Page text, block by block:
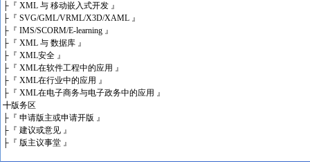
├ 『 XML 与 移动嵌入式开发 』
├ 『 SVG/GML/VRML/X3D/XAML 』
├ 『 IMS/SCORM/E-learning 』
├ 『 XML 与 数据库 』
├ 『 XML安全 』
├ 『 XML在软件工程中的应用 』
├ 『 XML在行业中的应用 』
├ 『 XML在电子商务与电子政务中的应用 』
╋版务区
├ 『 申请版主或申请开版 』
├ 『 建议或意见 』
├ 『 版主议事堂 』